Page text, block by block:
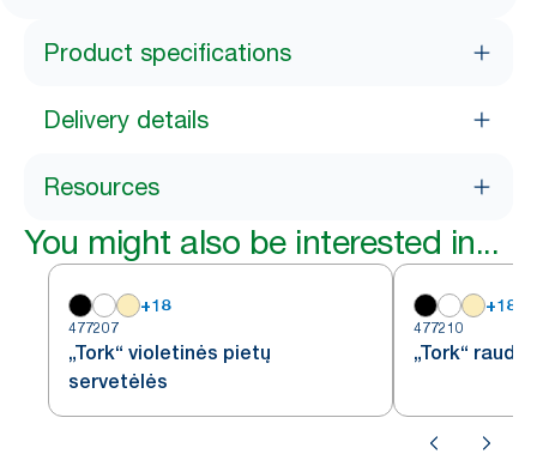
Product specifications
Delivery details
Resources
You might also be interested in...
+18
477207
„Tork“ violetinės pietų
servetėlės
+18
477210
„Tork“